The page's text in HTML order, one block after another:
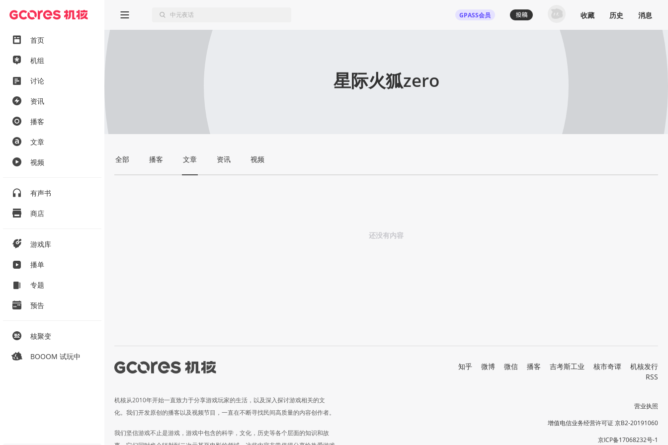
首页
机组
讨论
资讯
播客
文章
视频
有声书
商店
游戏库
播单
专题
预告
核聚变
BOOOM 试玩中
GPASS会员 收藏 历史 消息
星际火狐zero
全部 播客 文章 资讯 视频
还没有内容
机核从2010年开始一直致力于分享游戏玩家的生活，以及深入探讨游戏相关的文
化。我们开发原创的播客以及视频节目，一直在不断寻找民间高质量的内容创作者。
我们坚信游戏不止是游戏，游戏中包含的科学，文化，历史等各个层面的知识和故
知乎 微博 微信 播客 吉考斯工业 核市奇谭
机核发行
RSS
营业执照
增值电信业务经营许可证 京B2-20191060
京ICP备17068232号-1